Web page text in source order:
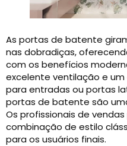
As portas de batente
nas dobradiças,
com os benefícios
excelente ventilação e
para entradas ou portas
portas de batente são
Os profissionais de
combinação de estilo
para os usuários finais.